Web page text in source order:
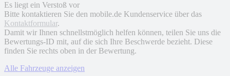
Es liegt ein Verstoß vor
Bitte kontaktieren Sie den mobile.de Kundenservice über das
Kontaktformular.
Damit wir Ihnen schnellstmöglich helfen können, teilen Sie uns die
Bewertungs-ID mit, auf die sich Ihre Beschwerde bezieht. Diese
finden Sie rechts oben in der Bewertung.
Alle Fahrzeuge anzeigen